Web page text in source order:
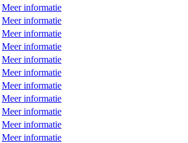
Meer informatie
Meer informatie
Meer informatie
Meer informatie
Meer informatie
Meer informatie
Meer informatie
Meer informatie
Meer informatie
Meer informatie
Meer informatie